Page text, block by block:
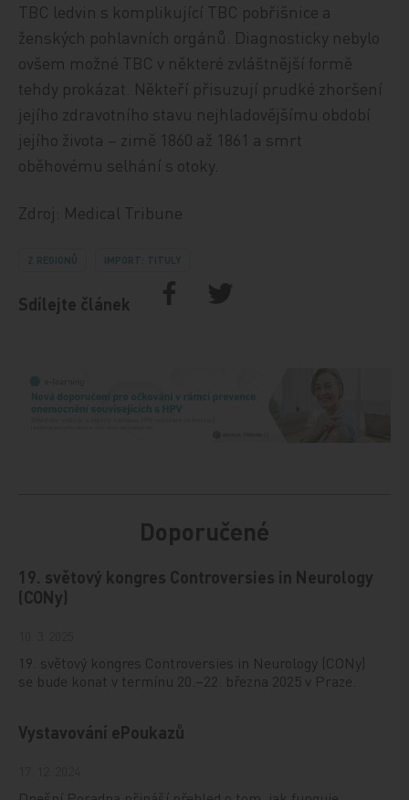
TBC ledvin s komplikující TBC pobřišnice a
ženských pohlavních orgánů. Diagnosticky nebylo
ovšem možné TBC v některé zvláštnější formě
tehdy prokázat. Někteří přisuzují prudké zhoršení
jejího zdravotního stavu nejhladovějšímu období
jejího života – zimě 1860 až 1861 a smrt
oběhovému selhání s otoky.
Zdroj: Medical Tribune
Z REGIONŮ IMPORT: TITULY
Sdílejte článek
Doporučené
19. světový kongres Controversies in Neurology
(CONy)
19. světový kongres Controversies in Neurology (CONy)
se bude konat v termínu 20.–22. března 2025 v Praze.
Vystavování ePoukazů